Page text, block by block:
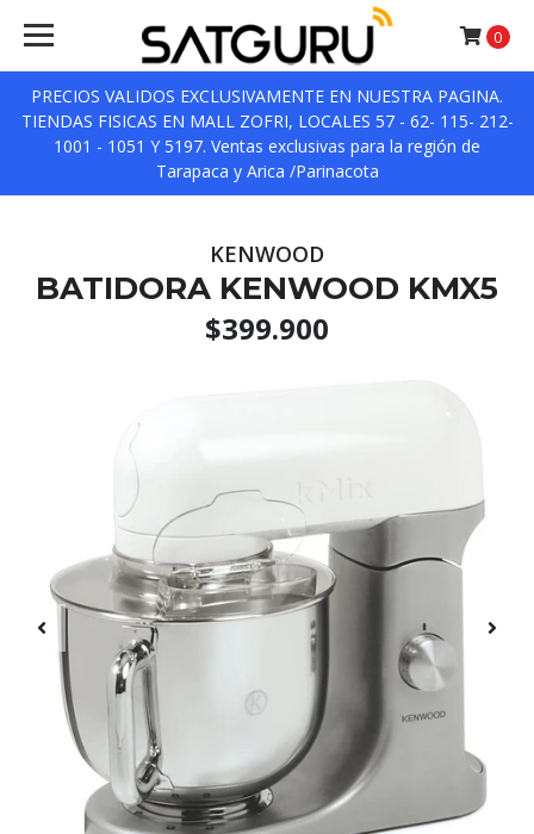
PRECIOS VALIDOS EXCLUSIVAMENTE EN NUESTRA PAGINA.
TIENDAS FISICAS EN MALL ZOFRI, LOCALES 57 - 62- 115- 212-
1001 - 1051 Y 5197. Ventas exclusivas para la región de
Tarapaca y Arica /Parinacota
0
KENWOOD
BATIDORA KENWOOD KMX5
$399.900